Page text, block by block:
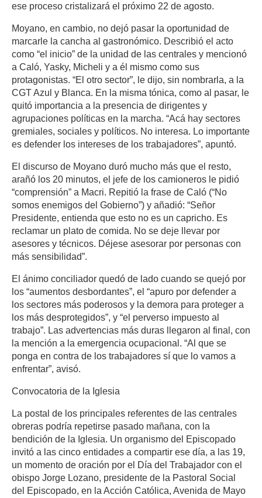
ese proceso cristalizará el próximo 22 de agosto.
Moyano, en cambio, no dejó pasar la oportunidad de
marcarle la cancha al gastronómico. Describió el acto
como “el inicio” de la unidad de las centrales y mencionó
a Caló, Yasky, Micheli y a él mismo como sus
protagonistas. “El otro sector”, le dijo, sin nombrarla, a la
CGT Azul y Blanca. En la misma tónica, como al pasar, le
quitó importancia a la presencia de dirigentes y
agrupaciones políticas en la marcha. “Acá hay sectores
gremiales, sociales y políticos. No interesa. Lo importante
es defender los intereses de los trabajadores”, apuntó.
El discurso de Moyano duró mucho más que el resto,
arañó los 20 minutos, el jefe de los camioneros le pidió
“comprensión” a Macri. Repitió la frase de Caló (“No
somos enemigos del Gobierno”) y añadió: “Señor
Presidente, entienda que esto no es un capricho. Es
reclamar un plato de comida. No se deje llevar por
asesores y técnicos. Déjese asesorar por personas con
más sensibilidad”.
El ánimo conciliador quedó de lado cuando se quejó por
los “aumentos desbordantes”, el “apuro por defender a
los sectores más poderosos y la demora para proteger a
los más desprotegidos”, y “el perverso impuesto al
trabajo”. Las advertencias más duras llegaron al final, con
la mención a la emergencia ocupacional. “Al que se
ponga en contra de los trabajadores sí que lo vamos a
enfrentar”, avisó.
Convocatoria de la Iglesia
La postal de los principales referentes de las centrales
obreras podría repetirse pasado mañana, con la
bendición de la Iglesia. Un organismo del Episcopado
invitó a las cinco entidades a compartir ese día, a las 19,
un momento de oración por el Día del Trabajador con el
obispo Jorge Lozano, presidente de la Pastoral Social
del Episcopado, en la Acción Católica, Avenida de Mayo